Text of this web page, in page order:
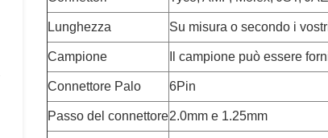
Lunghezza Su misura o secondo i
Campione Il campione può essere
Connettore Palo 6Pin
Passo del connettore2.0mm e 1.25mm